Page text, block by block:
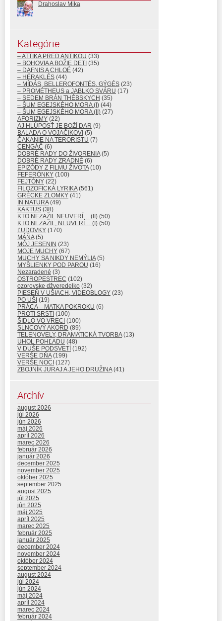
Drahoslav Mika
Kategórie
– ATTIKA PRED ANTIKOU (33)
– BOHOVIA A BOŽIE DETI (35)
– DAFNIS A CHLOÉ (42)
– HÉRAKLÉS (44)
– MÍDÁS, BELLEROFONTÉS, GÝGÉS (23)
– PROMÉTHEUS a JABLKO SVÁRU (17)
– SEDEM BRÁN THÉBSKYCH (35)
– ŠUM EGEJSKÉHO MORA (I) (44)
– ŠUM EGEJSKÉHO MORA (II) (27)
AFORIZMY (22)
AJ HLÚPOSŤ JE BOŽÍ DAR (9)
BALADA O VOJAČIKOVI (5)
ČAKANIE NA TERORISTU (7)
CENGÁČ (6)
DOBRÉ RADY DO ŽIVORENIA(5)
DOBRÉ RADY ZRADNÉ (6)
EPIZÓDY Z FILMU ŽIVOTA(10)
FEFERÓNKY (100)
FEJTÓNY (22)
FILOZOFICKÁ LYRIKA(561)
GRÉCKE ZLOMKY (41)
IN NATURA(49)
KAKTUS (38)
KTO NEZAŽIL NEUVERÍ… (II) (50)
KTO NEZAŽIL, NEUVERÍ… (I) (50)
ĽUDOVKY (170)
MÁŇA(5)
MÔJ JESENIN (23)
MOJE MUCHY (67)
MUCHY SA NIKDY NEMÝLIA(5)
MYŠLIENKY POD PAROU (16)
Nezaradené (3)
OSTROPESTREC (102)
ozorovske džveredelko (32)
PIESEŇ V UŠIACH, VIDEOBLOGY (23)
PO UŠI (19)
PRÁCA – MATKA POKROKU (6)
PROTI SRSTI (100)
ŠIDLO VO VRECI (100)
SLNCOVÝ AKORD (89)
TELENOVELY, DRAMATICKÁ TVORBA(13)
UHOL POHĽADU (48)
V DUŠE PODSVETÍ (192)
VERŠE DŇA(199)
VERŠE NOCI (127)
ZBOJNÍK JURAJ A JEHO DRUŽINA(41)
Archív
august 2026
júl 2026
jún 2026
máj 2026
apríl 2026
marec 2026
február 2026
január 2026
december 2025
november 2025
október 2025
september 2025
august 2025
júl 2025
jún 2025
máj 2025
apríl 2025
marec 2025
február 2025
január 2025
december 2024
november 2024
október 2024
september 2024
august 2024
júl 2024
jún 2024
máj 2024
apríl 2024
marec 2024
február 2024